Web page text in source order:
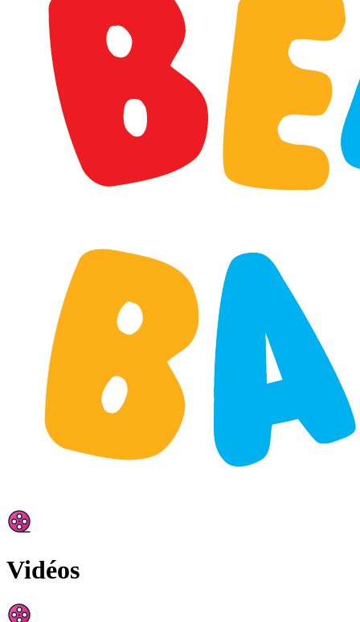
Vidéos